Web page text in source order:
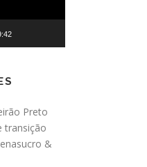
Preto
transição
&